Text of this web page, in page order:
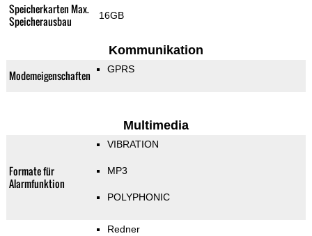
Speicherkarten Max.
Speicherausbau
16GB
Kommunikation
Modemeigenschaften GPRS
Multimedia
Formate für
Alarmfunktion
VIBRATION
MP3
POLYPHONIC
Redner